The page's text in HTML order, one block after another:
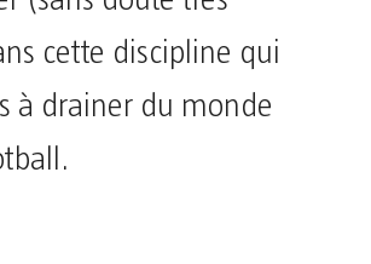
cette discipline qui
à drainer du monde